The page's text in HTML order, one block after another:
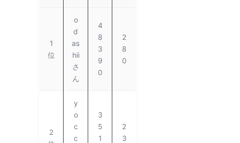
1
位
o
d
as
hii
さ
ん
4
8
3
9
0
2
8
0
2
y
o
c
c
3
5
1
2
3